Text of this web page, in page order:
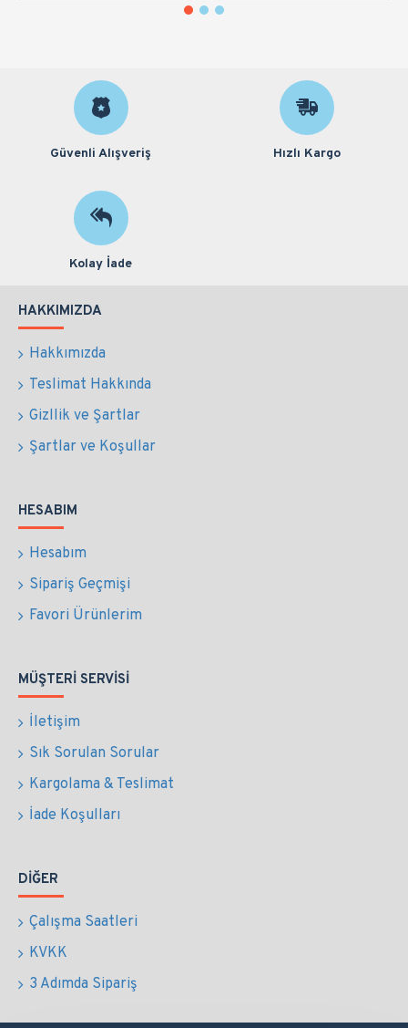
Güvenli Alışveriş Hızlı Kargo
Kolay İade
HAKKIMIZDA
Hakkımızda
Teslimat Hakkında
Gizllik ve Şartlar
Şartlar ve Koşullar
HESABIM
Hesabım
Sipariş Geçmişi
Favori Ürünlerim
MÜŞTERI SERVISI
İletişim
Sık Sorulan Sorular
Kargolama & Teslimat
İade Koşulları
DIĞER
Çalışma Saatleri
KVKK
3 Adımda Sipariş